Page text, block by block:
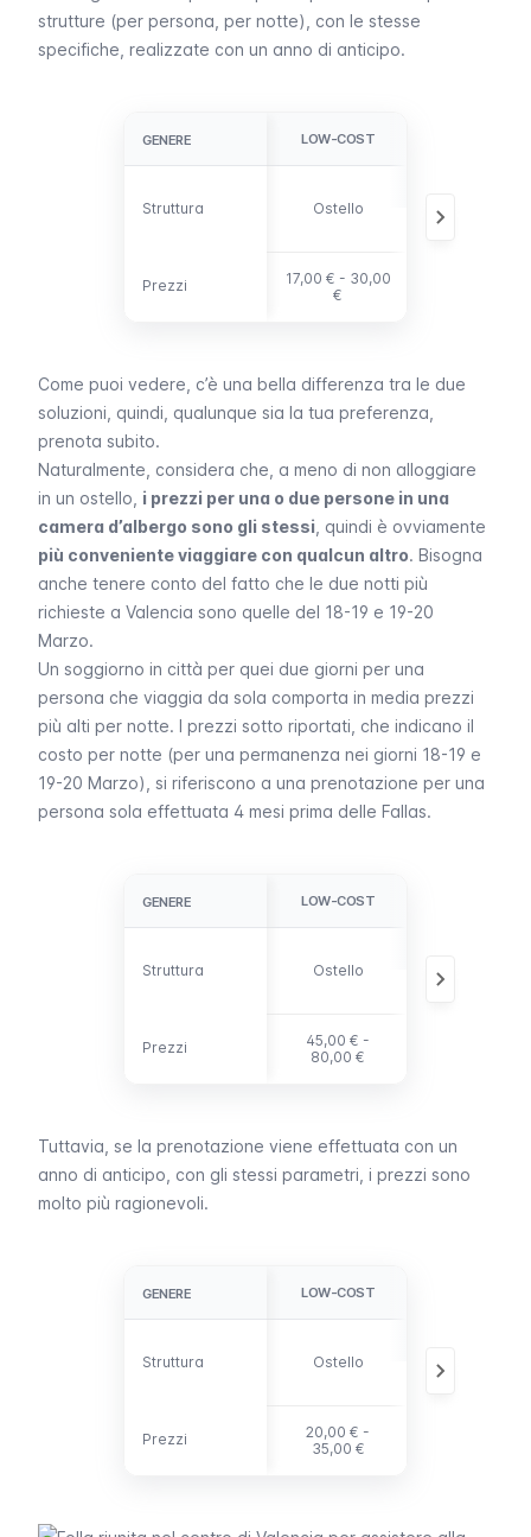
strutture (per persona, per notte), con le stesse
specifiche, realizzate con un anno di anticipo.
GENERE
Struttura
Prezzi
GENERE LOW-COST
Struttura Ostello
appartamento
Prezzi
17,00 € - 30,00
€
Come puoi vedere, c’è una bella differenza tra le due
soluzioni, quindi, qualunque sia la tua preferenza,
prenota subito.
Naturalmente, considera che, a meno di non alloggiare
in un ostello, i prezzi per una o due persone in una
camera d’albergo sono gli stessi , quindi è ovviamente
più conveniente viaggiare con qualcun altro. Bisogna
anche tenere conto del fatto che le due notti più
richieste a Valencia sono quelle del 18-19 e 19-20
Marzo.
Un soggiorno in città per quei due giorni per una
persona che viaggia da sola comporta in media prezzi
più alti per notte. I prezzi sotto riportati, che indicano il
costo per notte (per una permanenza nei giorni 18-19 e
19-20 Marzo), si riferiscono a una prenotazione per una
persona sola effettuata 4 mesi prima delle Fallas.
GENERE
Struttura
Prezzi
GENERE LOW-COST
Struttura Ostello
appartamento
Prezzi
45,00 € -
80,00 €
Tuttavia, se la prenotazione viene effettuata con un
anno di anticipo, con gli stessi parametri, i prezzi sono
molto più ragionevoli.
GENERE
Struttura
Prezzi
GENERE LOW-COST
Struttura Ostello
appartamento
Prezzi
20,00 € -
35,00 €